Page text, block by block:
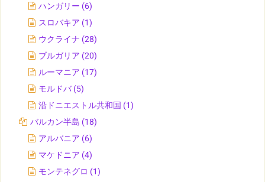
ハンガリー (6)
スロバキア (1)
ウクライナ (28)
ブルガリア (20)
ルーマニア (17)
モルドバ(5)
沿ドニエストル共和国 (1)
バルカン半島 (18)
アルバニア (6)
マケドニア (4)
モンテネグロ (1)